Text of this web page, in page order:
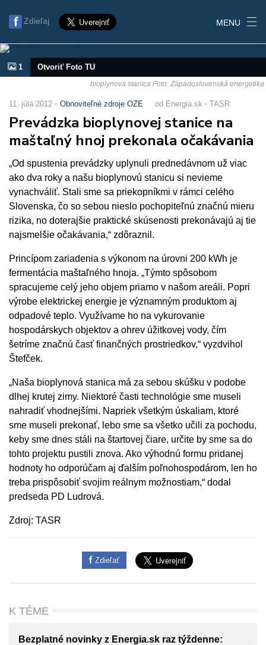
Zdieľaj MENU
1 Otvoriť Foto TU
bioplynova stanica Foto: Západoslovenská energetika
11. júla 2012 Obnoviteľné zdroje OZE od Energia.sk TASR
Prevádzka bioplynovej stanice na
maštaľný hnoj prekonala očakávania
„Od spustenia prevádzky uplynuli prednedávnom už viac
ako dva roky a našu bioplynovú stanicu si nevieme
vynachváliť. Stali sme sa priekopníkmi v rámci celého
Slovenska, čo so sebou nieslo pochopiteľnú značnú mieru
rizika, no doterajšie praktické skúsenosti prekonávajú aj tie
najsmelšie očakávania,“ zdôraznil.
Princípom zariadenia s výkonom na úrovni 200 kWh je
fermentácia maštaľného hnoja. „Týmto spôsobom
spracujeme celý jeho objem priamo v našom areáli. Popri
výrobe elektrickej energie je významným produktom aj
odpadové teplo. Využívame ho na vykurovanie
hospodárskych objektov a ohrev úžitkovej vody, čím
šetríme značnú časť finančných prostriedkov,“ vyzdvihol
Štefček.
„Naša bioplynová stanica má za sebou skúšku v podobe
dlhej krutej zimy. Niektoré časti technológie sme museli
nahradiť vhodnejšími. Napriek všetkým úskaliam, ktoré
sme museli prekonať, lebo sme sa všetko učili za pochodu,
keby sme dnes stáli na štartovej čiare, určite by sme sa do
tohto projektu pustili znova. Ako výhodnú formu pridanej
hodnoty ho odporúčam aj ďalším poľnohospodárom, len ho
treba prispôsobiť svojim reálnym možnostiam,“ dodal
predseda PD Ludrová.
Zdroj: TASR
Zdieľať
K TÉME
Bezplatné novinky z Energia.sk raz týždenne: